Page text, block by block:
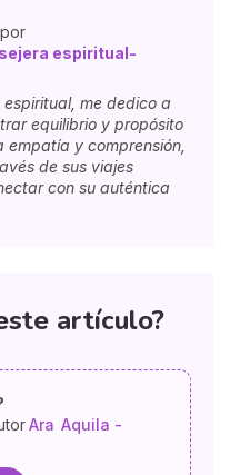
espiritual-
me dedico a
equilibrio y propósito
empatía y comprensión,
de sus viajes
con su auténtica
artículo?
Ara Aquila -